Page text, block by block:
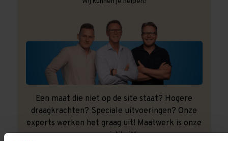
Een maat die niet op de site staat? Hogere
draagkrachten? Speciale uitvoeringen? Onze
experts werken het graag uit! Maatwerk is onze
specialiteit!